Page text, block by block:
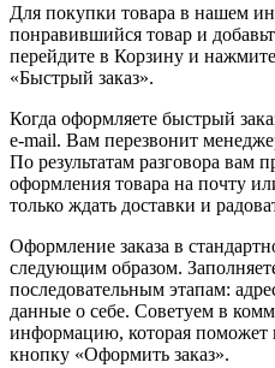
Для покупки товара в нашем
понравившийся товар и
перейдите в Корзину и
«Быстрый заказ».
Когда оформляете быстрый
e-mail. Вам перезвонит
По результатам разговора вам
оформления товара на почту
только ждать доставки и
Оформление заказа в
следующим образом.
последовательным этапам:
данные о себе. Советуем в
информацию, которая поможет
кнопку «Оформить заказ».